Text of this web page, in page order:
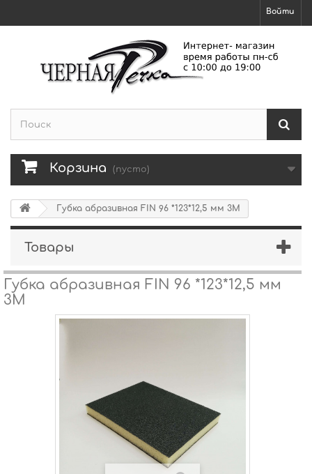
Войти
Корзина (пусто)
Губка абразивная FIN 96 *123*12,5 мм 3M
Товары
Губка абразивная FIN 96 *123*12,5 мм
3M